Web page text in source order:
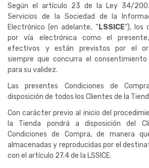
Según el artículo 23 de la Ley 34/
Servicios de la Sociedad de la
Electrónico (en adelante, “ LSSICE”), los
por vía electrónica como el
efectivos y están previstos por el
siempre que concurra el
para su validez.
Las presentes Condiciones de
disposición de todos los Clientes de la
Con carácter previo al inicio del
la Tienda pondrá a disposición del
Condiciones de Compra, de manera
almacenadas y reproducidas por el
con el artículo 27.4 de la LSSICE.